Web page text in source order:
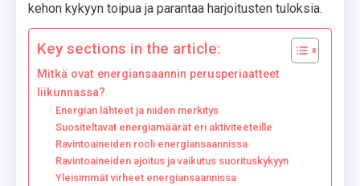
kehon kykyyn toipua ja parantaa harjoitusten tuloksia.
Key sections in the article:
Mitkä ovat energiansaannin perusperiaatteet
liikunnassa?
Energian lähteet ja niiden merkitys
Suositeltavat energiamäärät eri aktiviteeteille
Ravintoaineiden rooli energiansaannissa
Ravintoaineiden ajoitus ja vaikutus suorituskykyyn
Yleisimmät virheet energiansaannissa